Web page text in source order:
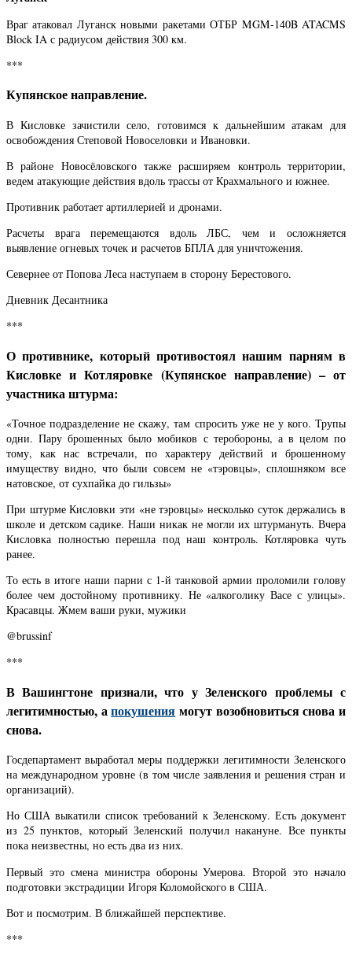
Враг атаковал Луганск новыми ракетами ОТБР MGM-140B ATACMS
Block IA с радиусом действия 300 км.
***
Купянское направление.
В Кисловке зачистили село, готовимся к дальнейшим атакам для
освобождения Степовой Новоселовки и Ивановки.
В районе Новосёловского также расширяем контроль территории,
ведем атакующие действия вдоль трассы от Крахмального и южнее.
Противник работает артиллерией и дронами.
Расчеты врага перемещаются вдоль ЛБС, чем и осложняется
выявление огневых точек и расчетов БПЛА для уничтожения.
Севернее от Попова Леса наступаем в сторону Берестового.
Дневник Десантника
***
О противнике, который противостоял нашим парням в
Кисловке и Котляровке (Купянское направление) – от
участника штурма:
«Точное подразделение не скажу, там спросить уже не у кого. Трупы
одни. Пару брошенных было мобиков с теробороны, а в целом по
тому, как нас встречали, по характеру действий и брошенному
имуществу видно, что были совсем не «тэровцы», сплошняком все
натовское, от сухпайка до гильзы»
При штурме Кисловки эти «не тэровцы» несколько суток держались в
школе и детском садике. Наши никак не могли их штурмануть. Вчера
Кисловка полностью перешла под наш контроль. Котляровка чуть
ранее.
То есть в итоге наши парни с 1-й танковой армии проломили голову
более чем достойному противнику. Не «алкоголику Васе с улицы».
Красавцы. Жмем ваши руки, мужики
@brussinf
***
В Вашингтоне признали, что у Зеленского проблемы с
легитимностью, апокушения могут возобновиться снова и
снова.
Госдепартамент выработал меры поддержки легитимности Зеленского
на международном уровне (в том числе заявления и решения стран и
организаций).
Но США выкатили список требований к Зеленскому. Есть документ
из 25 пунктов, который Зеленский получил накануне. Все пункты
пока неизвестны, но есть два из них.
Первый это смена министра обороны Умерова. Второй это начало
подготовки экстрадиции Игоря Коломойского в США.
Вот и посмотрим. В ближайшей перспективе.
***